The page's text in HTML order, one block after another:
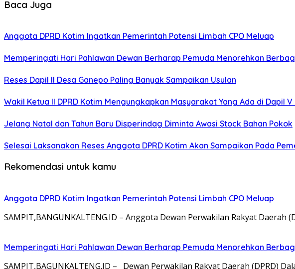
Baca Juga
Anggota DPRD Kotim Ingatkan Pemerintah Potensi Limbah CPO Meluap
Memperingati Hari Pahlawan Dewan Berharap Pemuda Menorehkan
Reses Dapil II Desa Ganepo Paling Banyak Sampaikan Usulan
Wakil Ketua II DPRD Kotim Mengungkapkan Masyarakat Yang Ada di Dapil
Jelang Natal dan Tahun Baru Disperindag Diminta Awasi Stock Bahan Pokok
Selesai Laksanakan Reses Anggota DPRD Kotim Akan Sampaikan Pada
Rekomendasi untuk kamu
Anggota DPRD Kotim Ingatkan Pemerintah Potensi Limbah CPO Meluap
SAMPIT,BANGUNKALTENG.ID – Anggota Dewan Perwakilan Rakyat
Memperingati Hari Pahlawan Dewan Berharap Pemuda Menorehkan
SAMPIT,BAGUNKALTENG.ID – Dewan Perwakilan Rakyat Daerah (DPRD)